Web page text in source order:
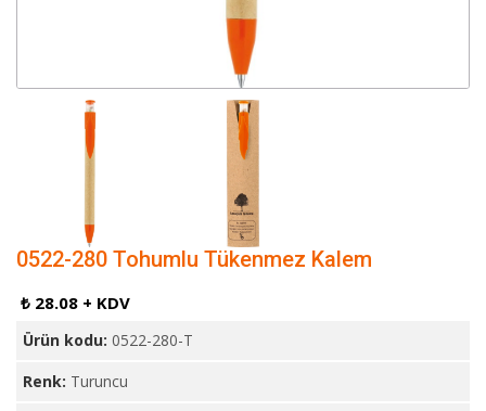
0522-280 Tohumlu Tükenmez Kalem
₺ 28.08 + KDV
Ürün kodu: 0522-280-T
Renk: Turuncu